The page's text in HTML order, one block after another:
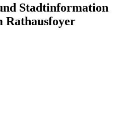
Stadtinformation
Rathausfoyer